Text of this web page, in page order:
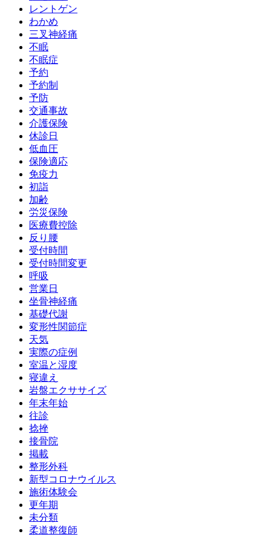
レントゲン
わかめ
三叉神経痛
不眠
不眠症
予約
予約制
予防
交通事故
介護保険
休診日
低血圧
保険適応
免疫力
初詣
加齢
労災保険
医療費控除
反り腰
受付時間
受付時間変更
呼吸
営業日
坐骨神経痛
基礎代謝
変形性関節症
天気
実際の症例
室温と湿度
寝違え
岩盤エクササイズ
年末年始
往診
捻挫
接骨院
掲載
整形外科
新型コロナウイルス
施術体験会
更年期
未分類
柔道整復師